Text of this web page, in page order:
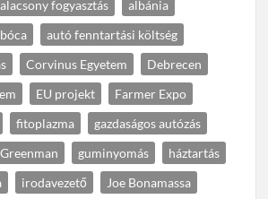
alacsony fogyasztás
albánia
autó fenntartási költség
Corvinus Egyetem
Debrecen
EU projekt
Farmer Expo
fitoplazma
gazdaságos autózás
Greenman guminyomás
háztartás
irodavezető
Joe Bonamassa